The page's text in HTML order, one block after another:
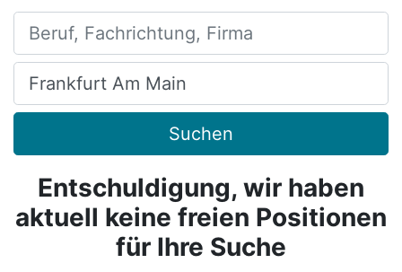
Beruf, Fachrichtung, Firma
Ort, Stadt
Suchen
Entschuldigung, wir haben
aktuell keine freien Positionen
für Ihre Suche